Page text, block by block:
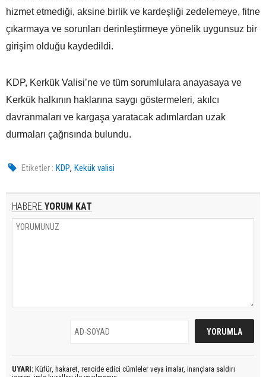
hizmet etmediği, aksine birlik ve kardeşliği zedelemeye, fitne
çıkarmaya ve sorunları derinleştirmeye yönelik uygunsuz bir
girişim olduğu kaydedildi.
KDP, Kerkük Valisi’ne ve tüm sorumlulara anayasaya ve
Kerkük halkının haklarına saygı göstermeleri, akılcı
davranmaları ve kargaşa yaratacak adımlardan uzak
durmaları çağrısında bulundu.
Etiketler : KDP,Kekük valisi
HABERE YORUM KAT
UYARI: Küfür, hakaret, rencide edici cümleler veya imalar, inançlara saldırı